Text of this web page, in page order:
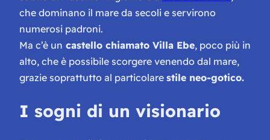
che dominano il mare da secoli e servirono
numerosi padroni.
Ma c’è un castello chiamato Villa Ebe, poco più in
alto, che è possibile scorgere venendo dal mare,
grazie soprattutto al particolare stile neo-gotico.
I sogni di un visionario